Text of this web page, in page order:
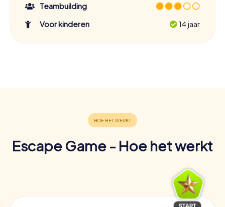
Teambuilding
Voor kinderen
14 jaar
Escape Game - Hoe het werkt